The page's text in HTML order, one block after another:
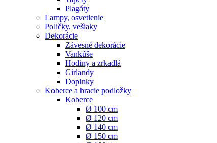
Plagáty
Lampy, osvetlenie
Poličky, vešiaky
Dekorácie
Závesné dekorácie
Vankúše
Hodiny a zrkadlá
Girlandy
Doplnky
Koberce a hracie podložky
Koberce
Ø 100 cm
Ø 120 cm
Ø 140 cm
Ø 150 cm